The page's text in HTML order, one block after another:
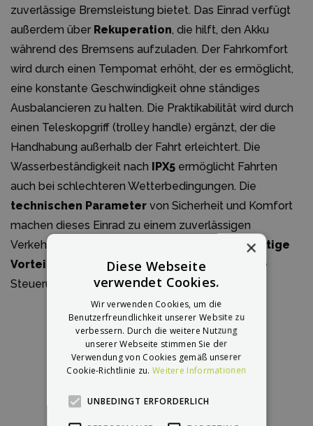
zuverlässige Bremsleistung bietet. Das Einrad verfügt
außerdem über Rekuperation, die hilft, den Akku
während des Bremsens aufzuladen. Der Fahrkomfort
wird durch einen Tempomat erhöht, der es ermöglicht,
eine konstante Geschwindigkeit ohne ständiges
Ausbalancieren zu halten. Die Praktikabilität wird durch
einen Teleskopgriff (trolley handle) ergänzt, der die
Handhabung außerhalb der Fahrt erleichtert. Die
Wasserbeständigkeit nach IPX5 ermöglicht Fahrten
auch bei schlechteren Wetterbedingungen. Die
technischen Parameter von Sicherheit und Komfort
machen dieses Einrad zu einem zuverlässigen
Verkehrsmittel für den täglichen Gebrauch.
Wichtige
Vorteile
umfassen hohe Sicherheit, komfortable
Steuerung und praktische Funktionen.
×
Diese Webseite
verwendet Cookies.
Wir verwenden Cookies, um die
Benutzerfreundlichkeit unserer Website zu
verbessern. Durch die weitere Nutzung
unserer Webseite stimmen Sie der
Verwendung von Cookies gemäß unserer
Cookie-Richtlinie zu.Weitere Informationen
UNBEDINGT ERFORDERLICH